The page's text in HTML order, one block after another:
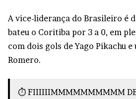
April 23, 2023
A vice-liderança do Brasileiro é
bateu o Coritiba por 3 a 0, em
com dois gols de Yago Pikachu e
Romero.
⏱️ FIIIIIIMMMMMMMMMM DE